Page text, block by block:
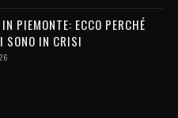
PIEMONTE: ECCO PERCHÉ
SONO IN CRISI